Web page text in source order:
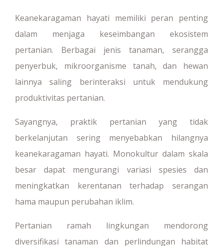
Keanekaragaman hayati memiliki peran penting
dalam menjaga keseimbangan ekosistem
pertanian. Berbagai jenis tanaman, serangga
penyerbuk, mikroorganisme tanah, dan hewan
lainnya saling berinteraksi untuk mendukung
produktivitas pertanian.
Sayangnya, praktik pertanian yang tidak
berkelanjutan sering menyebabkan hilangnya
keanekaragaman hayati. Monokultur dalam skala
besar dapat mengurangi variasi spesies dan
meningkatkan kerentanan terhadap serangan
hama maupun perubahan iklim.
Pertanian ramah lingkungan mendorong
diversifikasi tanaman dan perlindungan habitat